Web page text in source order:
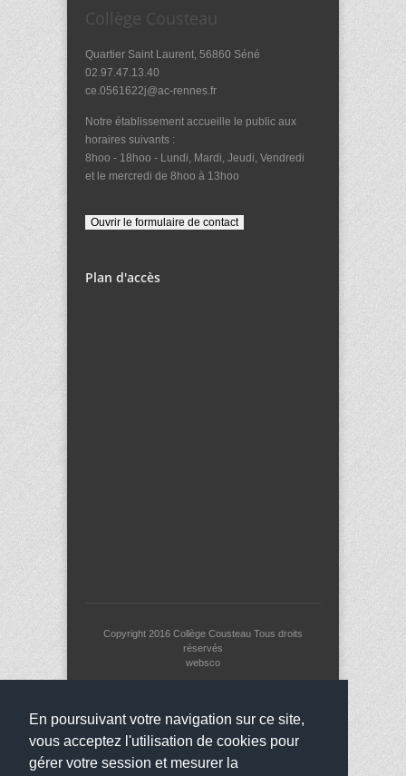
En poursuivant votre navigation sur ce site,
vous acceptez l'utilisation de cookies pour
gérer votre session et mesurer la
Collège Cousteau
Quartier Saint Laurent, 56860 Séné
02.97.47.13.40
ce.0561622j@ac-rennes.fr
Notre établissement accueille le public aux
horaires suivants :
8hoo - 18hoo - Lundi, Mardi, Jeudi, Vendredi
et le mercredi de 8hoo à 13hoo
Plan d'accès
Copyright 2016 Collège Cousteau Tous droits
réservés
websco